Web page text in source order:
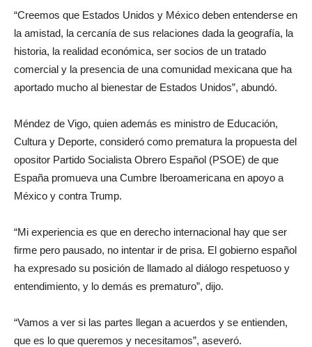
“Creemos que Estados Unidos y México deben entenderse en
la amistad, la cercanía de sus relaciones dada la geografía, la
historia, la realidad económica, ser socios de un tratado
comercial y la presencia de una comunidad mexicana que ha
aportado mucho al bienestar de Estados Unidos”, abundó.
Méndez de Vigo, quien además es ministro de Educación,
Cultura y Deporte, consideró como prematura la propuesta del
opositor Partido Socialista Obrero Español (PSOE) de que
España promueva una Cumbre Iberoamericana en apoyo a
México y contra Trump.
“Mi experiencia es que en derecho internacional hay que ser
firme pero pausado, no intentar ir de prisa. El gobierno español
ha expresado su posición de llamado al diálogo respetuoso y
entendimiento, y lo demás es prematuro”, dijo.
“Vamos a ver si las partes llegan a acuerdos y se entienden,
que es lo que queremos y necesitamos”, aseveró.